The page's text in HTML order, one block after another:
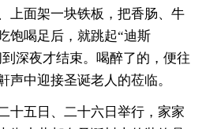
上面架一块铁板，把香肠、牛
饱喝足后，就跳起“迪斯
深夜才结束。喝醉了的，便往
声中迎接圣诞老人的莅临。
五日、二十六日举行，家家